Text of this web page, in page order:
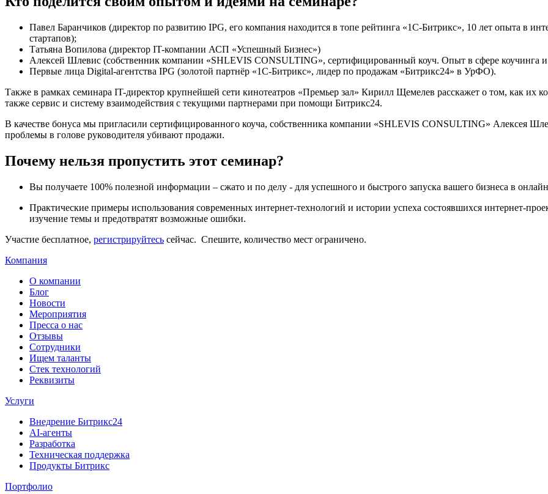
Павел Баранчиков (директор по развитию IPG, его компания находится в топе рейтинга «1С-Битрикс», 10 лет опыта в
стартапов);
Татьяна Вопилова (директор IT-компании АСП «Успешный Бизнес»)
Алексей Шлевис (собственник компании «SHLEVIS CONSULTING», сертифицированный коуч. Опыт в сфере коучинга и
Первые лица Digital-агентства IPG (золотой партнёр «1С-Битрикс», лидер по продажам «Битрикс24» в УрФО).
Также в рамках семинара IT-директор крупнейшей сети кинотеатров «Премьер зал» Кирилл Щемелев расскажет о том, как их
также сервис и систему взаимодействия с текущими партнерами при помощи Битрикс24.
В качестве бонуса мы пригласили сертифицированного коуча, собственника компании «SHLEVIS CONSULTING» Алексея
проблемы в голове руководителя убивают продажи.
Почему нельзя пропустить этот семинар?
Вы получаете 100% полезной информации – сжато и по делу - для успешного и быстрого запуска вашего бизнеса в онлайн
Практические примеры использования современных интернет-технологий и истории успеха состоявшихся интернет-
изучение темы и предотвратят возможные ошибки.
Участие бесплатное, регистрируйтесь сейчас. Спешите, количество мест ограничено.
Компания
О компании
Блог
Новости
Мероприятия
Пресса о нас
Отзывы
Сотрудники
Ищем таланты
Стек технологий
Реквизиты
Услуги
Внедрение Битрикс24
AI-агенты
Разработка
Техническая поддержка
Продукты Битрикс
Портфолио